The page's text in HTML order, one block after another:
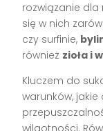
rozwiązanie dla
się w nich
czy surfinie,
również zioła i
Kluczem do
warunków,